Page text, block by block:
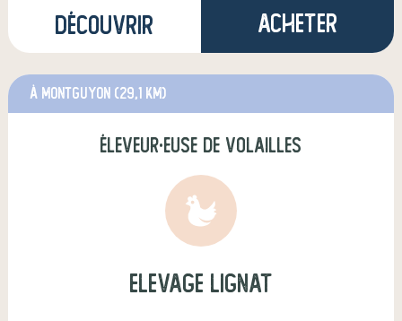
Découvrir Acheter
à Montguyon (29,1 km)
éleveur·euse de volailles
elevage lignat